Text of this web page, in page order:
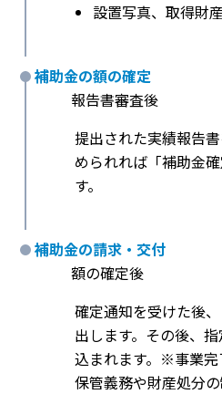
設置写真、取得財
補助金の額の確定
報告書審査後
提出された実績報告
められれば「補助金
す。
補助金の請求・交付
額の確定後
確定通知を受けた後
出します。その後、
込まれます。※事業
保管義務や財産処分の